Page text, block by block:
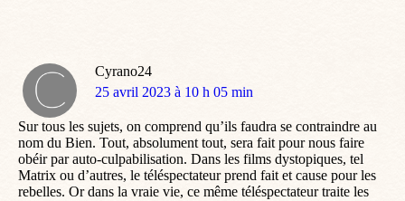
Cyrano24
dit
25 avril 2023 à 10 h 05 min
Sur tous les sujets, on comprend qu’ils faudra se contraindre au
nom du Bien. Tout, absolument tout, sera fait pour nous faire
obéir par auto-culpabilisation. Dans les films dystopiques, tel
Matrix ou d’autres, le téléspectateur prend fait et cause pour les
rebelles. Or dans la vraie vie, ce même téléspectateur traite les